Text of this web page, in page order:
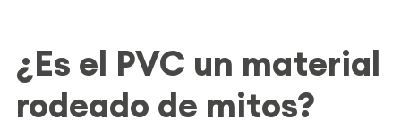
¿Es el PVC un material
rodeado de mitos?